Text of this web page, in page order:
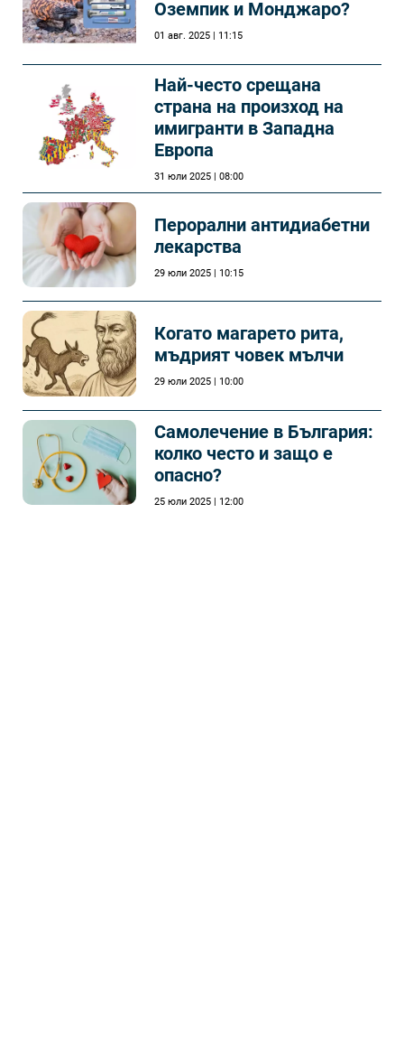
Оземпик и Монджаро?
01 авг. 2025 | 11:15
Най-често срещана
страна на произход на
имигранти в Западна
Европа
31 юли 2025 | 08:00
Перорални антидиабетни
лекарства
29 юли 2025 | 10:15
Когато магарето рита,
мъдрият човек мълчи
29 юли 2025 | 10:00
Самолечeние в България:
колко често и защо е
опасно?
25 юли 2025 | 12:00